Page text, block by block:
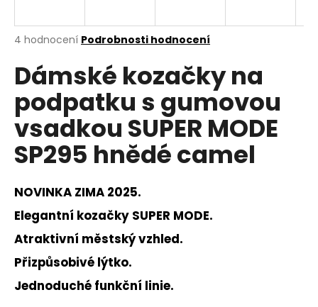
Průměrné
produktu
je
5
hvězdiček.
4 hodnocení Podrobnosti hodnocení
Dámské kozačky na
podpatku s gumovou
vsadkou SUPER MODE
SP295 hnědé camel
NOVINKA ZIMA 2025.
Elegantní kozačky SUPER MODE.
Atraktivní městský vzhled.
Přizpůsobivé lýtko.
Jednoduché funkční linie.
j
t
?
HLEDAT
D
o
p
o
r